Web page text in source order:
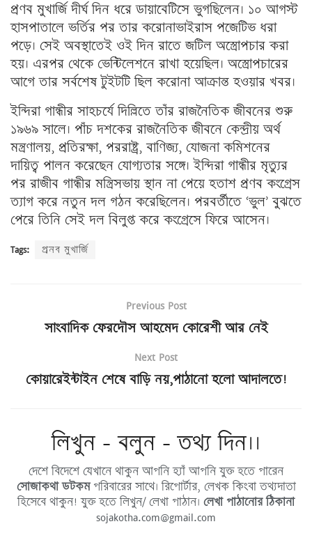
প্রণব মুখার্জি দীর্ঘ দিন ধরে ডায়াবেটিসে ভুগছিলেন। ১০ আগস্ট
হাসপাতালে ভর্তির পর তার করোনাভাইরাস পজেটিভ ধরা
পড়ে। সেই অবস্থাতেই ওই দিন রাতে জটিল অস্ত্রোপচার করা
হয়। এরপর থেকে ভেন্টিলেশনে রাখা হয়েছিল। অস্ত্রোপচারের
আগে তার সর্বশেষ টুইটটি ছিল করোনা আক্রান্ত হওয়ার খবর।
ইন্দিরা গান্ধীর সাহচর্যে দিল্লিতে তাঁর রাজনৈতিক জীবনের শুরু
১৯৬৯ সালে। পাঁচ দশকের রাজনৈতিক জীবনে কেন্দ্রীয় অর্থ
মন্ত্রণালয়, প্রতিরক্ষা, পররাষ্ট্র, বাণিজ্য, যোজনা কমিশনের
দায়িত্ব পালন করেছেন যোগ্যতার সঙ্গে। ইন্দিরা গান্ধীর মৃত্যুর
পর রাজীব গান্ধীর মন্ত্রিসভায় স্থান না পেয়ে হতাশ প্রণব কংগ্রেস
ত্যাগ করে নতুন দল গঠন করেছিলেন। পরবর্তীতে ‘ভুল’ বুঝতে
পেরে তিনি সেই দল বিলুপ্ত করে কংগ্রেসে ফিরে আসেন।
Tags: প্রনব মুখার্জি
Previous Post
সাংবাদিক ফেরদৌস আহমেদ কোরেশী আর নেই
Next Post
কোয়ারেইন্টাইন শেষে বাড়ি নয়,পাঠানো হলো আদালতে!
লিখুন - বলুন - তথ্য দিন।।
দেশে বিদেশে যেখানে থাকুন আপনি হ্যাঁ আপনি যুক্ত হতে পারেন
সোজাকথা ডটকমপরিবারের সাথে। রিপোর্টার, লেখক কিংবা তথ্যদাতা
হিসেবে থাকুন! যুক্ত হতে লিখুন/ লেখা পাঠান। লেখা পাঠানোর ঠিকানা
sojakotha.com@gmail.com